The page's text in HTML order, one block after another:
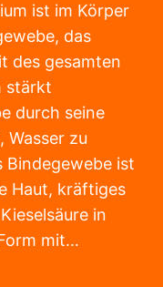
ist im Körper
das
des gesamten
stärkt
durch seine
Wasser zu
Bindegewebe ist
Haut, kräftiges
in
mit…